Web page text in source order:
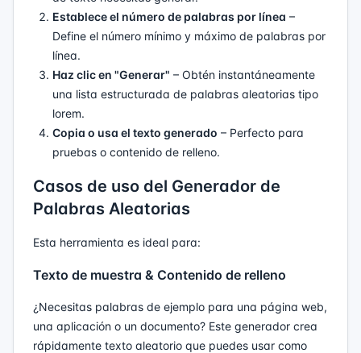
Establece el número de palabras por línea –
Define el número mínimo y máximo de palabras por
línea.
Haz clic en "Generar" – Obtén instantáneamente
una lista estructurada de palabras aleatorias tipo
lorem.
Copia o usa el texto generado – Perfecto para
pruebas o contenido de relleno.
Casos de uso del Generador de
Palabras Aleatorias
Esta herramienta es ideal para:
Texto de muestra & Contenido de relleno
¿Necesitas palabras de ejemplo para una página web,
una aplicación o un documento? Este generador crea
rápidamente texto aleatorio que puedes usar como